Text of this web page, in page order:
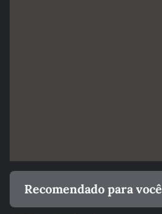
Recomendado para você